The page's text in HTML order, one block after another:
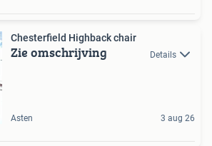
Chesterfield Highback chair
Zie omschrijving Details
Asten 3 aug 26